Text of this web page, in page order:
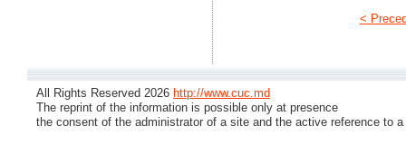
<
All Rights Reserved 2026 http://www.cuc.md
The reprint of the information is possible only at presence
the consent of the administrator of a site and the active reference to